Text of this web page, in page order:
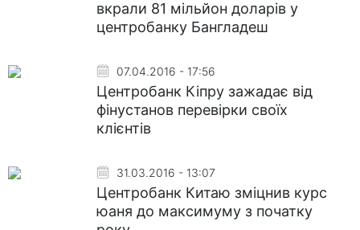
вкрали 81 мільйон доларів у
центробанку Бангладеш
07.04.2016 - 17:56
Центробанк Кіпру зажадає від
фінустанов перевірки своїх
клієнтів
31.03.2016 - 13:07
Центробанк Китаю зміцнив курс
юаня до максимуму з початку